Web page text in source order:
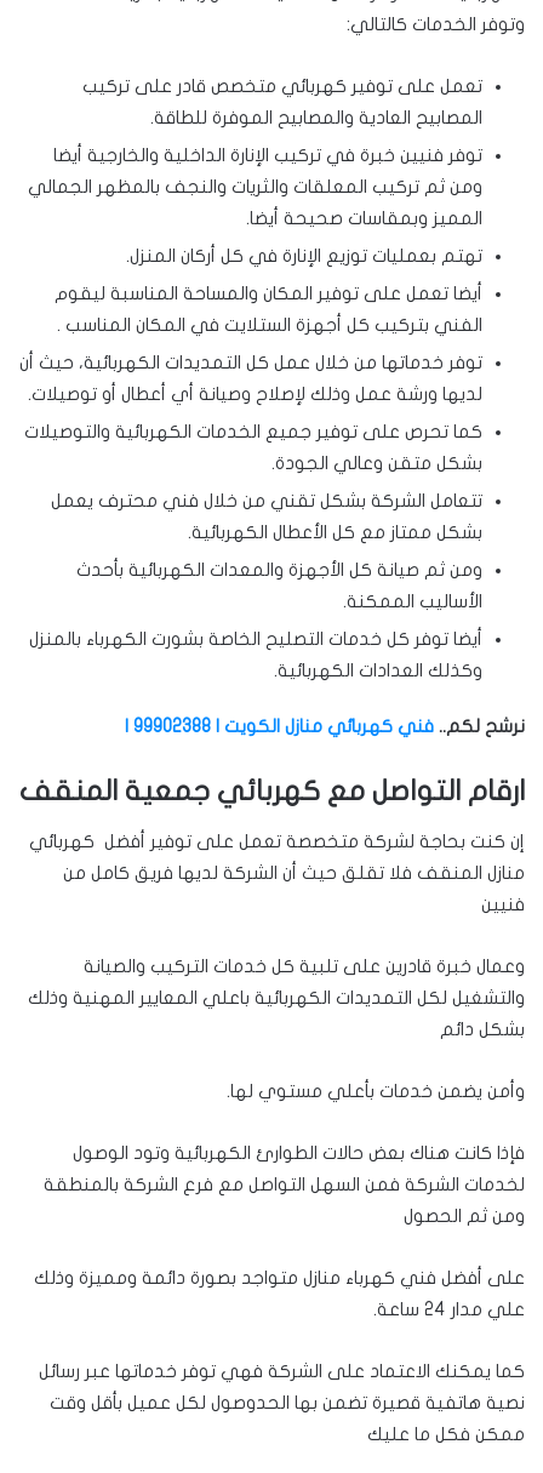
وتوفر الخدمات كالتالي:
تعمل على توفير كهربائي متخصص قادر على تركيب
المصابيح العادية والمصابيح الموفرة للطاقة.
توفر فنيين خبرة في تركيب الإنارة الداخلية والخارجية أيضا
ومن ثم تركيب المعلقات والثريات والنجف بالمظهر الجمالي
المميز وبمقاسات صحيحة أيضا.
تهتم بعمليات توزيع الإنارة في كل أركان المنزل.
أيضا تعمل على توفير المكان والمساحة المناسبة ليقوم
الفني بتركيب كل أجهزة الستلايت في المكان المناسب .
توفر خدماتها من خلال عمل كل التمديدات الكهربائية، حيث أن
لديها ورشة عمل وذلك لإصلاح وصيانة أي أعطال أو توصيلات.
كما تحرص على توفير جميع الخدمات الكهربائية والتوصيلات
بشكل متقن وعالي الجودة.
تتعامل الشركة بشكل تقني من خلال فني محترف يعمل
بشكل ممتاز مع كل الأعطال الكهربائية.
ومن ثم صيانة كل الأجهزة والمعدات الكهربائية بأحدث
الأساليب الممكنة.
أيضا توفر كل خدمات التصليح الخاصة بشورت الكهرباء بالمنزل
وكذلك العدادات الكهربائية.
نرشح لكم.. فني كهربائي منازل الكويت | 99902388 |
ارقام التواصل مع كهربائي جمعية المنقف
إن كنت بحاجة لشركة متخصصة تعمل على توفير أفضل كهربائي
منازل المنقف فلا تقلق حيث أن الشركة لديها فريق كامل من
فنيين
وعمال خبرة قادرين على تلبية كل خدمات التركيب والصيانة
والتشغيل لكل التمديدات الكهربائية باعلي المعايير المهنية وذلك
بشكل دائم
وأمن يضمن خدمات بأعلي مستوي لها.
فإذا كانت هناك بعض حالات الطوارئ الكهربائية وتود الوصول
لخدمات الشركة فمن السهل التواصل مع فرع الشركة بالمنطقة
ومن ثم الحصول
على أفضل فني كهرباء منازل متواجد بصورة دائمة ومميزة وذلك
علي مدار 24 ساعة.
كما يمكنك الاعتماد على الشركة فهي توفر خدماتها عبر رسائل
نصية هاتفية قصيرة تضمن بها الحدوصول لكل عميل بأقل وقت
ممكن فكل ما عليك